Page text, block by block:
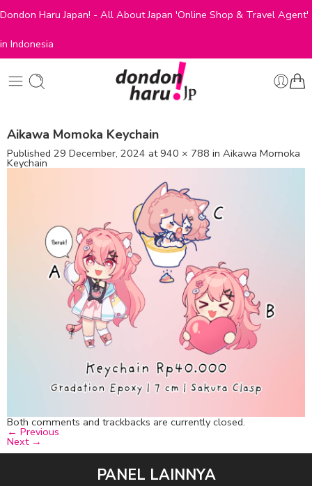
Dondon Haru Japan! - All About Japan 'Online Shop & Travel Agent'
in Indonesia
Aikawa Momoka Keychain
Published 29 December, 2024 at940 × 788 in Aikawa Momoka
Keychain
Both comments and trackbacks are currently closed.
← Previous
Next →
PANEL LAINNYA